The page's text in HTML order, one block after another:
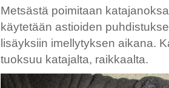
Metsästä poimitaan
käytetään astioiden
lisäyksiin imellytyksen aikana.
tuoksuu katajalta, raikkaalta.